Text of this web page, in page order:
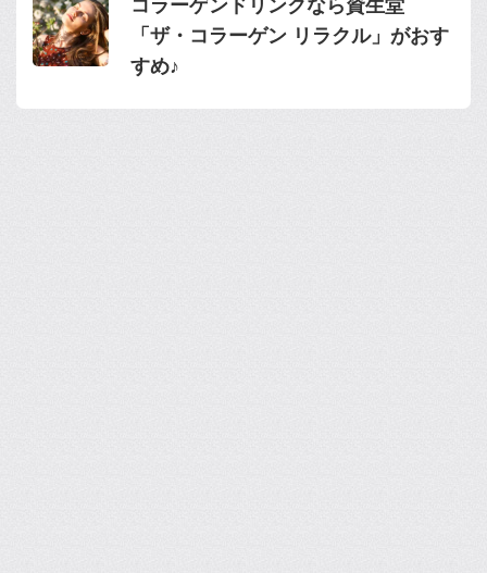
コラーゲンドリンクなら資生堂
「ザ・コラーゲン リラクル」がおす
すめ♪